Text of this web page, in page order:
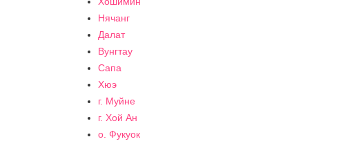
Нячанг
Далат
Вунгтау
Сапа
Хюэ
г. Муйне
г. Хой Ан
о. Фукуок